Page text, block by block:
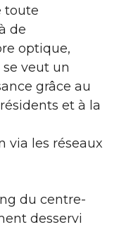
toute
de
optique,
veut un
grâce au
et à la
via les réseaux
du centre-
desservi